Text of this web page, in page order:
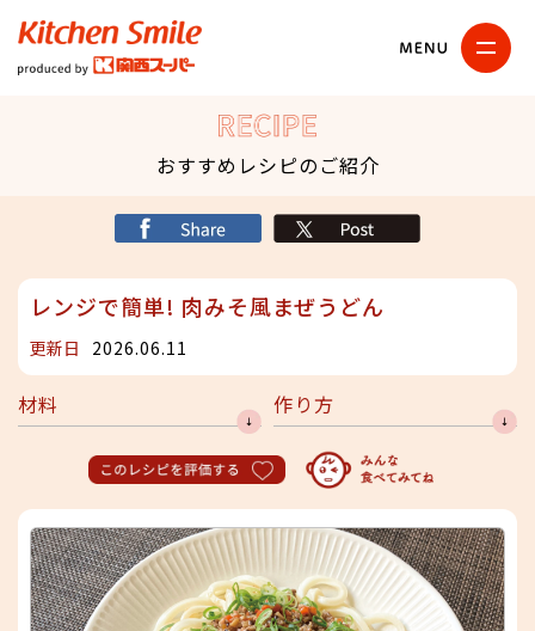
キッチンスマイル
おすすめレシピのご紹介
レンジで簡単! 肉みそ風まぜうどん
更新日 2026.06.11
材料 作り方